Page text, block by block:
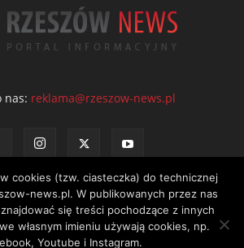
nas: reklama@rzeszow-news.pl
prywatności Regulamin portalu
cookies (tzw. ciasteczka) do technicznej
news.pl. W publikowanych przez nas
znajdować się treści pochodzące z innych
własnym imieniu używają cookies, np.
Youtube i Instagram.